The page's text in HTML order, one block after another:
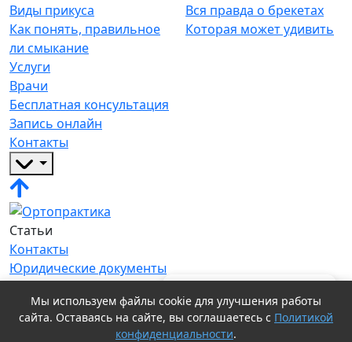
Мы используем файлы cookie для улучшения работы
сайта. Оставаясь на сайте, вы соглашаетесь с Политикой
конфиденциальности.
Виды прикуса
Как понять, правильное
ли смыкание
Вся правда о брекетах
Которая может удивить
Услуги
Врачи
Бесплатная консультация
Запись онлайн
Контакты
Статьи
Контакты
Юридические документы
Согласие на обработку персональных данных
Мы в соц сетях